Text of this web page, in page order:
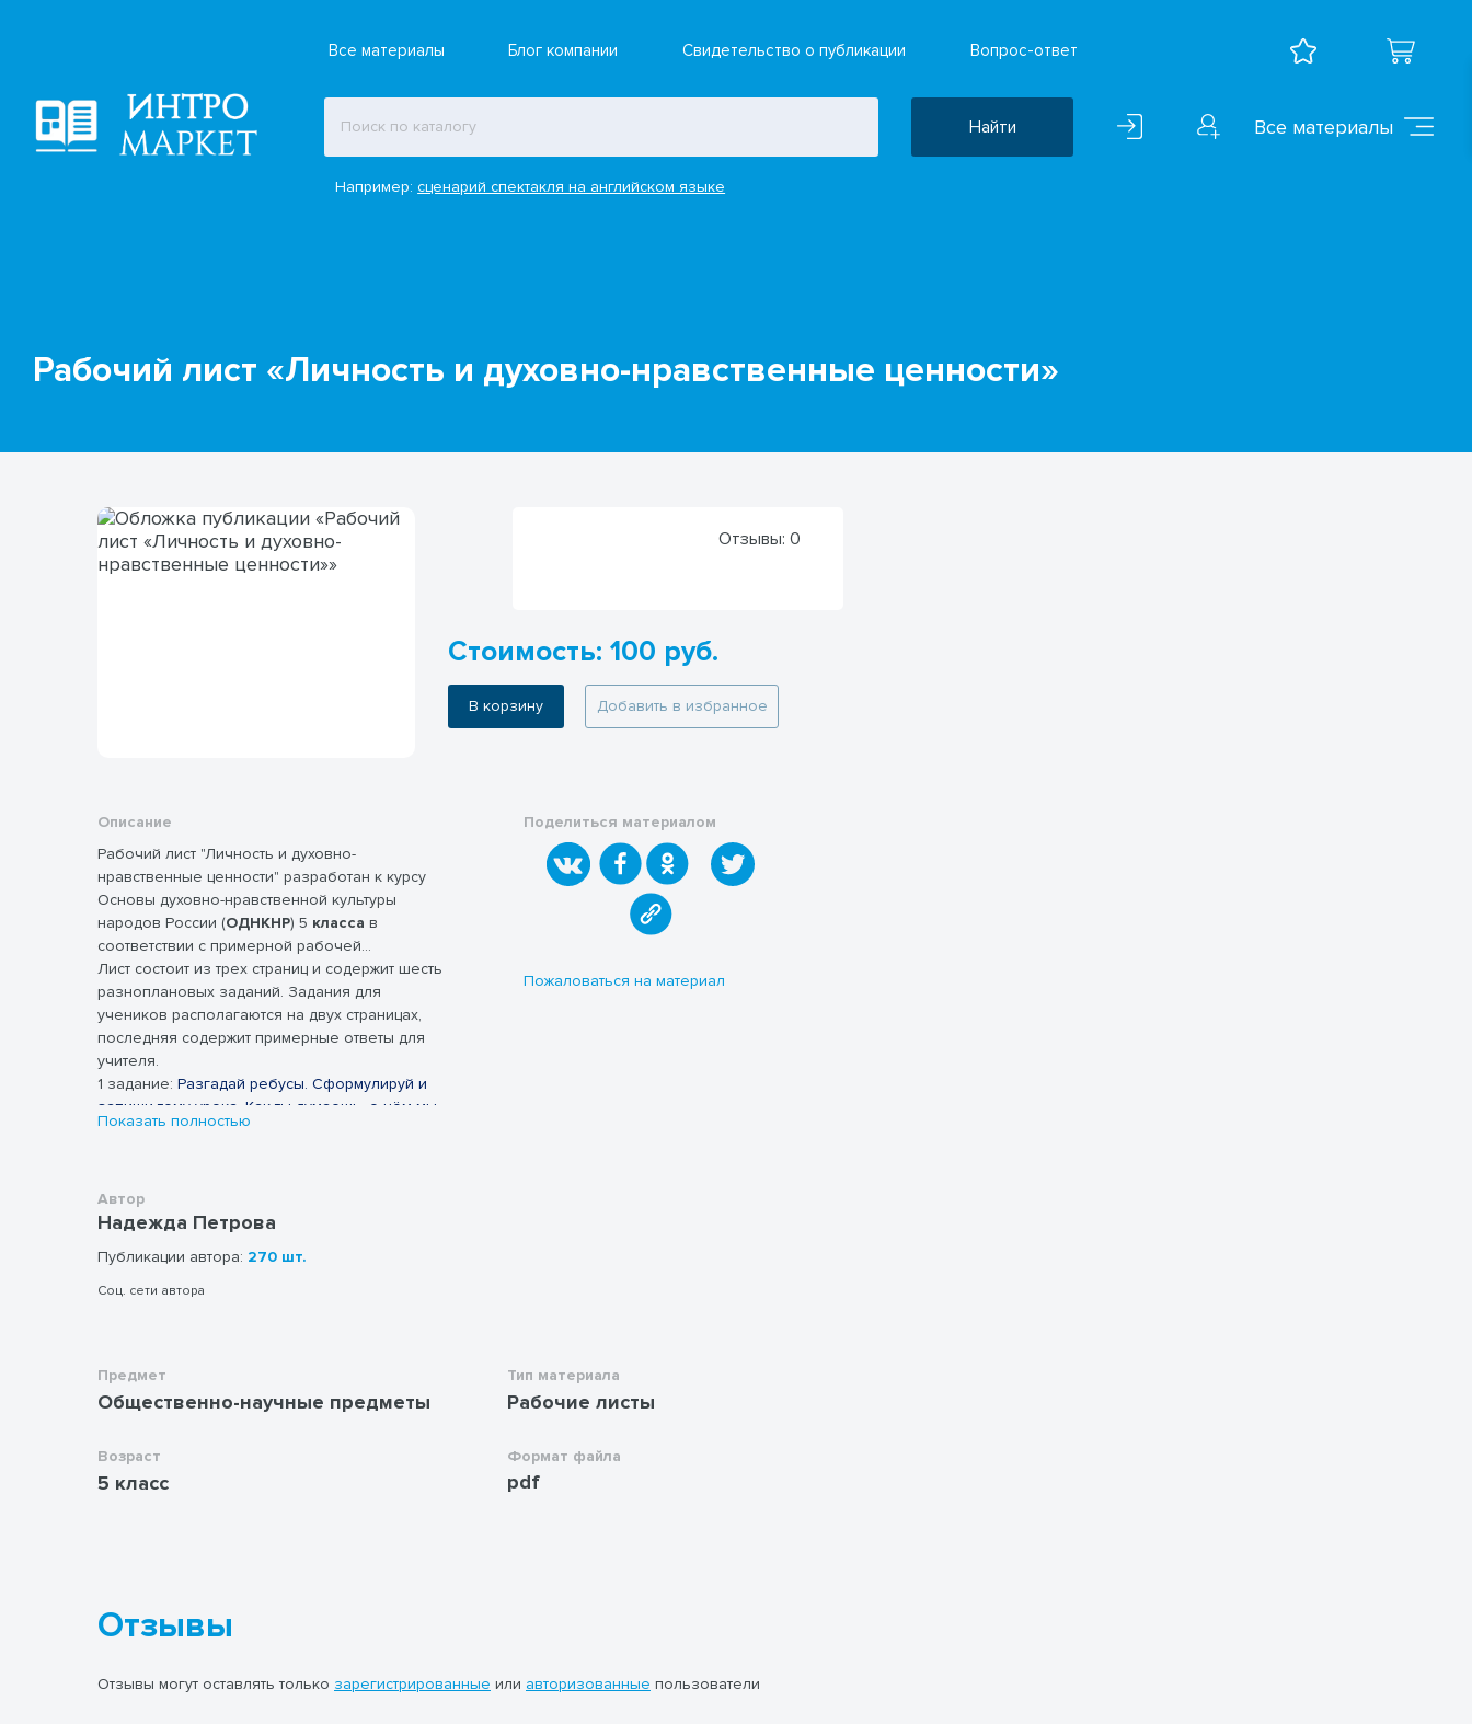
Все материалы Блог компании Свидетельство о публикации Вопрос-ответ
Найти
Например:сценарий спектакля на английском языке
Все материалы
Рабочий лист «Личность и духовно-нравственные ценности»
Отзывы: 0
Стоимость: 100 руб.
В корзину Добавить в избранное
Описание
Рабочий лист "Личность и духовно-
нравственные ценности" разработан к курсу
Основы духовно-нравственной культуры
народов России (ОДНКНР) 5 класса в
соответствии с примерной рабочей
программой, но задания подойдут идля
уроков обществознания по этой теме.
Лист состоит из трех страниц и содержит шесть
разноплановых заданий. Задания для
учеников располагаются на двух страницах,
последняя содержит примерные ответы для
учителя.
1 задание: Разгадай ребусы. Сформулируй и
запиши тему урока. Как ты думаешь, о чём мы
сегодня будем говорить?
определения.
4 задание:Знаете ли вы, что такое
создаются? Прочитайте текст и выполните
задания.
какие эмоции, чувства она у вас вызывает?
Почему?
Показать полностью
Поделиться материалом
Пожаловаться на материал
Автор
Надежда Петрова
Публикации автора: 270 шт.
Соц. сети автора
Предмет
Общественно-научные предметы
Возраст
5 класс
Тип материала
Рабочие листы
Формат файла
pdf
Отзывы
Отзывы могут оставлять только зарегистрированные или авторизованные пользователи